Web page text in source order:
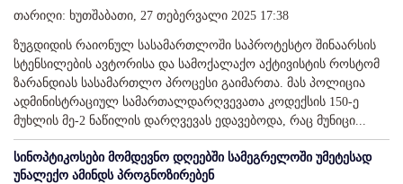
თარიღი: ხუთშაბათი, 27 თებერვალი 2025 17:38
ზუგდიდის რაიონულ სასამართლოში საპროტესტო შინაარსის
სტენსილების ავტორისა და სამოქალაქო აქტივისტის როსტომ
ზარანდიას სასამართლო პროცესი გაიმართა. მას პოლიცია
ადმინისტრაციულ სამართალდარღვევათა კოდექსის 150-ე
მუხლის მე-2 ნაწილის დარღვევას ედავებოდა, რაც მუნიცი...
სინოპტიკოსები მომდევნო დღეებში სამეგრელოში უმეტესად
უნალექო ამინდს პროგნოზირებენ